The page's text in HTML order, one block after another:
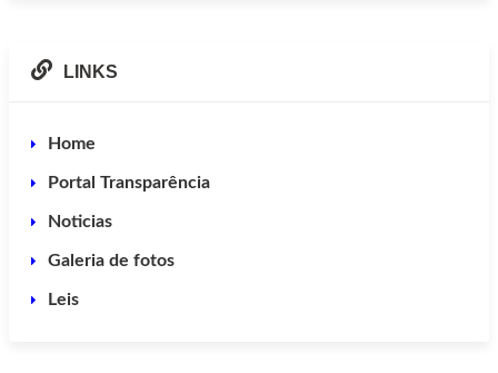
LINKS
Home
Portal Transparência
Noticias
Galeria de fotos
Leis